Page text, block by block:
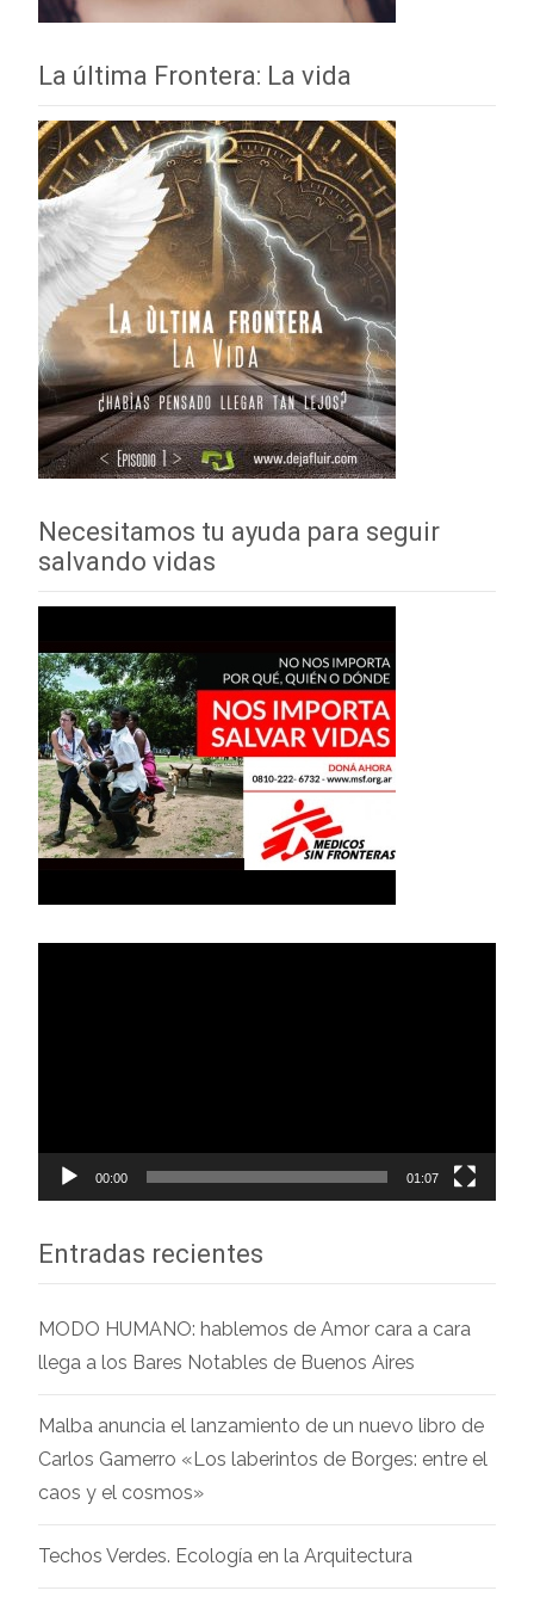
La última Frontera: La vida
Necesitamos tu ayuda para seguir
salvando vidas
00:00 01:07
Entradas recientes
MODO HUMANO: hablemos de Amor cara a cara
llega a los Bares Notables de Buenos Aires
Malba anuncia el lanzamiento de un nuevo libro de
Carlos Gamerro «Los laberintos de Borges: entre el
caos y el cosmos»
Techos Verdes. Ecología en la Arquitectura